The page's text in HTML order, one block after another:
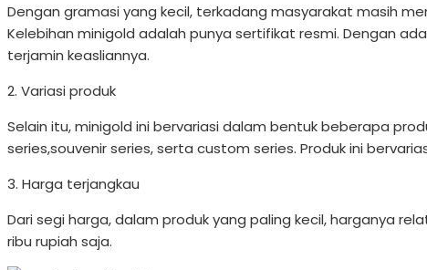
Dengan gramasi yang kecil, terkadang masyarakat masih
Kelebihan minigold adalah punya sertifikat resmi. Dengan
terjamin keasliannya.
2. Variasi produk
Selain itu, minigold ini bervariasi dalam bentuk beberapa
series,souvenir series, serta custom series. Produk ini
3. Harga terjangkau
Dari segi harga, dalam produk yang paling kecil, harganya
ribu rupiah saja.